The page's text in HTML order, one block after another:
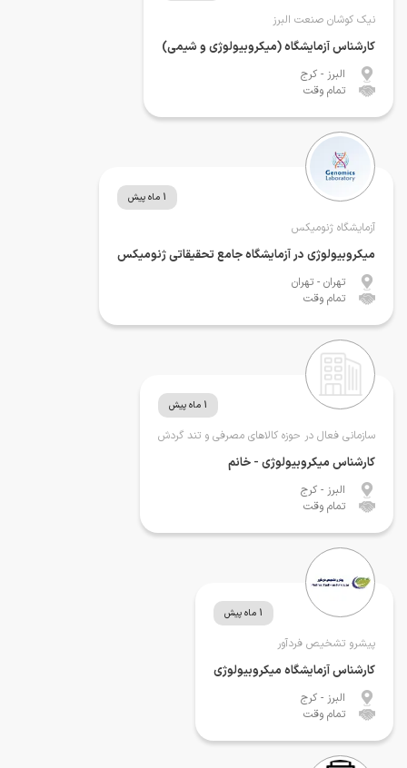
نیک کوشان صنعت البرز
کارشناس آزمایشگاه (میکروبیولوژی و شیمی)
البرز - کرج
تمام وقت
1 ماه پیش
آزمایشگاه ژنومیکس
میکروبیولوژی در آزمایشگاه جامع تحقیقاتی ژنومیکس
تهران - تهران
تمام وقت
1 ماه پیش
سازمانی فعال در حوزه کالاهای مصرفی و تند گردش
کارشناس میکروبیولوژی - خانم
البرز - کرج
تمام وقت
1 ماه پیش
پیشرو تشخیص فردآور
کارشناس آزمایشگاه میکروبیولوژی
البرز - کرج
تمام وقت